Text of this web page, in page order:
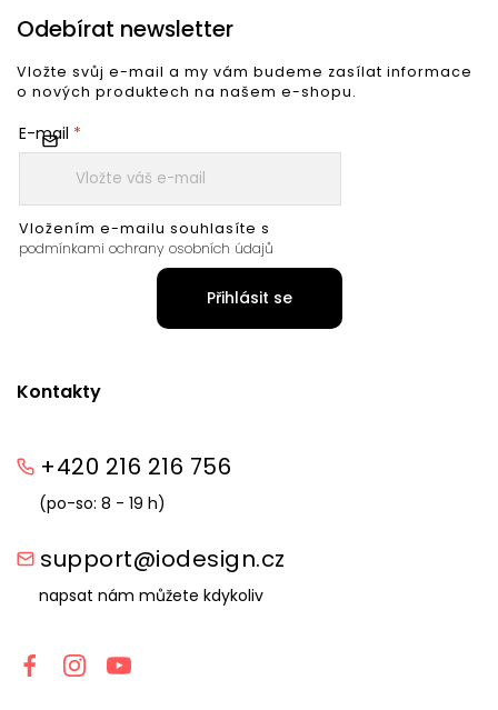
Kontakty
+420 216 216 756
(po-so: 8 - 19 h)
support@iodesign.cz
napsat nám můžete kdykoliv
Odebírat newsletter
Vložte svůj e-mail a my vám budeme zasílat informace
o nových produktech na našem e-shopu.
E-mail
Vložením e-mailu souhlasíte s
podmínkami ochrany osobních údajů
Přihlásit se